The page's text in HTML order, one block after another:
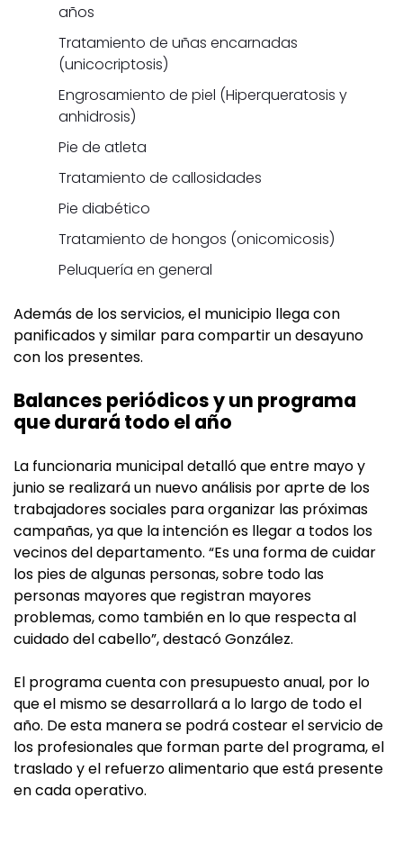
años
Tratamiento de uñas encarnadas
(unicocriptosis)
Engrosamiento de piel (Hiperqueratosis y
anhidrosis)
Pie de atleta
Tratamiento de callosidades
Pie diabético
Tratamiento de hongos (onicomicosis)
Peluquería en general
Además de los servicios, el municipio llega con
panificados y similar para compartir un desayuno
con los presentes.
Balances periódicos y un programa
que durará todo el año
La funcionaria municipal detalló que entre mayo y
junio se realizará un nuevo análisis por aprte de los
trabajadores sociales para organizar las próximas
campañas, ya que la intención es llegar a todos los
vecinos del departamento. “Es una forma de cuidar
los pies de algunas personas, sobre todo las
personas mayores que registran mayores
problemas, como también en lo que respecta al
cuidado del cabello”, destacó González.
El programa cuenta con presupuesto anual, por lo
que el mismo se desarrollará a lo largo de todo el
año. De esta manera se podrá costear el servicio de
los profesionales que forman parte del programa, el
traslado y el refuerzo alimentario que está presente
en cada operativo.